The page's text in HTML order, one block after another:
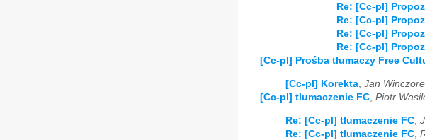
Re: [Cc-pl]
Re: [Cc-pl]
Re: [Cc-pl]
Re: [Cc-pl]
[Cc-pl] Prośba tłumaczy Free
[Cc-pl] Korekta, Jan
[Cc-pl] tlumaczenie FC, Piotr
Re: [Cc-pl] tlumaczenie FC
Re: [Cc-pl] tlumaczenie FC